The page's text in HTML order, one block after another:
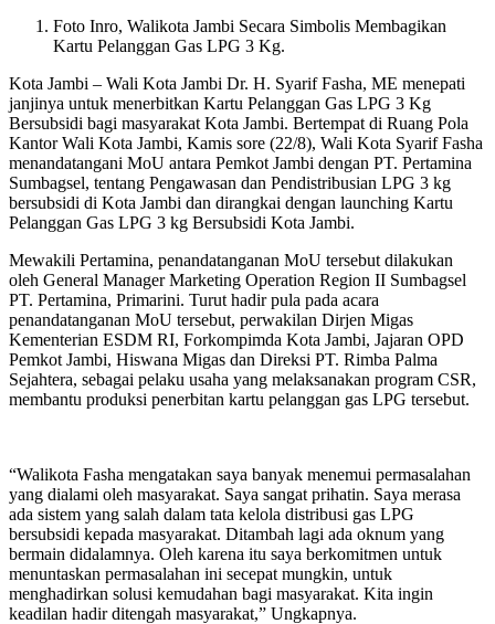
Foto Inro, Walikota Jambi Secara Simbolis Membagikan
Kartu Pelanggan Gas LPG 3 Kg.
Kota Jambi – Wali Kota Jambi Dr. H. Syarif Fasha, ME menepati
janjinya untuk menerbitkan Kartu Pelanggan Gas LPG 3 Kg
Bersubsidi bagi masyarakat Kota Jambi. Bertempat di Ruang Pola
Kantor Wali Kota Jambi, Kamis sore (22/8), Wali Kota Syarif Fasha
menandatangani MoU antara Pemkot Jambi dengan PT. Pertamina
Sumbagsel, tentang Pengawasan dan Pendistribusian LPG 3 kg
bersubsidi di Kota Jambi dan dirangkai dengan launching Kartu
Pelanggan Gas LPG 3 kg Bersubsidi Kota Jambi.
Mewakili Pertamina, penandatanganan MoU tersebut dilakukan
oleh General Manager Marketing Operation Region II Sumbagsel
PT. Pertamina, Primarini. Turut hadir pula pada acara
penandatanganan MoU tersebut, perwakilan Dirjen Migas
Kementerian ESDM RI, Forkompimda Kota Jambi, Jajaran OPD
Pemkot Jambi, Hiswana Migas dan Direksi PT. Rimba Palma
Sejahtera, sebagai pelaku usaha yang melaksanakan program CSR,
membantu produksi penerbitan kartu pelanggan gas LPG tersebut.
“Walikota Fasha mengatakan saya banyak menemui permasalahan
yang dialami oleh masyarakat. Saya sangat prihatin. Saya merasa
ada sistem yang salah dalam tata kelola distribusi gas LPG
bersubsidi kepada masyarakat. Ditambah lagi ada oknum yang
bermain didalamnya. Oleh karena itu saya berkomitmen untuk
menuntaskan permasalahan ini secepat mungkin, untuk
menghadirkan solusi kemudahan bagi masyarakat. Kita ingin
keadilan hadir ditengah masyarakat,” Ungkapnya.